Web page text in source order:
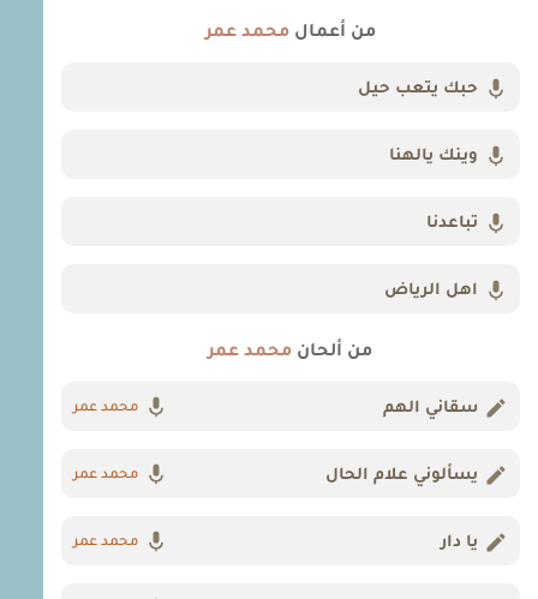
من أعمال محمد عمر
حبك يتعب حيل
وينك يالهنا
تباعدنا
اهل الرياض
من ألحان محمد عمر
سقاني الهم محمد عمر
يسألوني علام الحال محمد عمر
يا دار محمد عمر